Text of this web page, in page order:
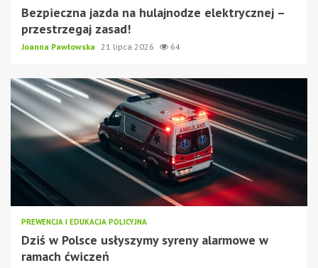
Bezpieczna jazda na hulajnodze elektrycznej –
przestrzegaj zasad!
Joanna Pawłowska 21 lipca 2026 64
PREWENCJA I EDUKACJA POLICYJNA
Dziś w Polsce usłyszymy syreny alarmowe w
ramach ćwiczeń